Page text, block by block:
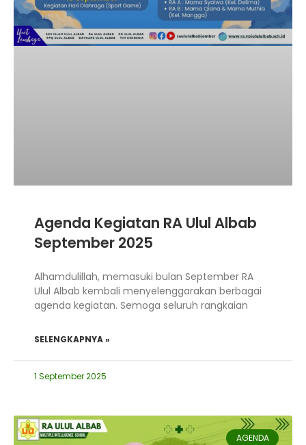
Agenda Kegiatan RA Ulul Albab
September 2025
Alhamdulillah, memasuki bulan September RA
Ulul Albab kembali menyelenggarakan berbagai
agenda kegiatan. Semoga seluruh rangkaian
SELENGKAPNYA »
1 September 2025
AGENDA